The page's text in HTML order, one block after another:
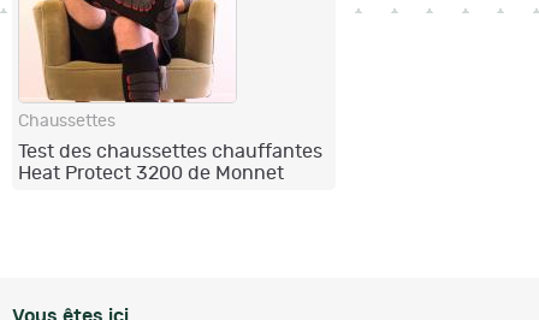
Chaussettes
Test des chaussettes chauffantes
Heat Protect 3200 de Monnet